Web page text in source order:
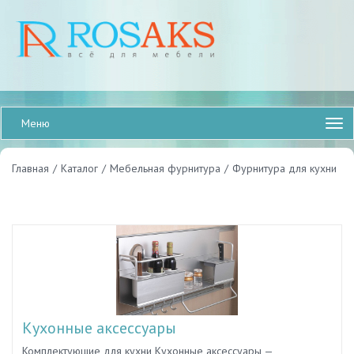
Меню
Главная / Каталог / Мебельная фурнитура / Фурнитура для кухни
Кухонные аксессуары
Комплектующие для кухни Кухонные аксессуары —